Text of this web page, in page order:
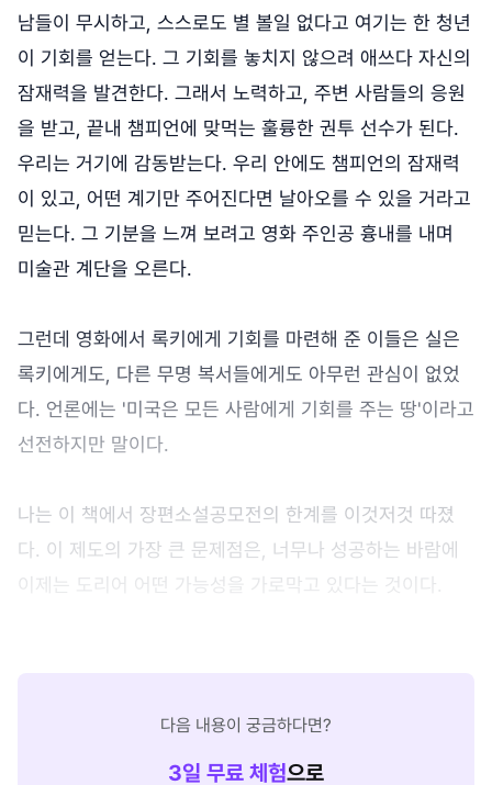
남들이 무시하고, 스스로도 별 볼일 없다고 여기는 한 청년
이 기회를 얻는다. 그 기회를 놓치지 않으려 애쓰다 자신의
잠재력을 발견한다. 그래서 노력하고, 주변 사람들의 응원
을 받고, 끝내 챔피언에 맞먹는 훌륭한 권투 선수가 된다.
우리는 거기에 감동받는다. 우리 안에도 챔피언의 잠재력
이 있고, 어떤 계기만 주어진다면 날아오를 수 있을 거라고
믿는다. 그 기분을 느껴 보려고 영화 주인공 흉내를 내며
미술관 계단을 오른다.
그런데 영화에서 록키에게 기회를 마련해 준 이들은 실은
록키에게도, 다른 무명 복서들에게도 아무런 관심이 없었
다. 언론에는 '미국은 모든 사람에게 기회를 주는 땅'이라고
선전하지만 말이다.
나는 이 책에서 장편소설공모전의 한계를 이것저것 따졌
다. 이 제도의 가장 큰 문제점은, 너무나 성공하는 바람에
이제는 도리어 어떤 가능성을 가로막고 있다는 것이다.
다음 내용이 궁금하다면?
3일 무료 체험으로